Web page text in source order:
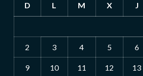
D L M X J
2 3 4 5 6
9 10 11 12 13